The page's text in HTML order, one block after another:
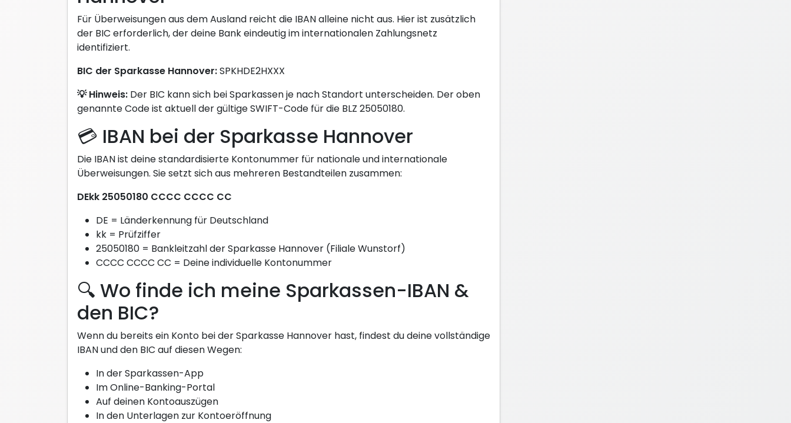
Für Überweisungen aus dem Ausland reicht die IBAN alleine nicht aus. Hier ist zusätzlich
der BIC erforderlich, der deine Bank eindeutig im internationalen Zahlungsnetz
identifiziert.
BIC der Sparkasse Hannover:SPKHDE2HXXX
💡 Hinweis: Der BIC kann sich bei Sparkassen je nach Standort unterscheiden. Der oben
genannte Code ist aktuell der gültige SWIFT-Code für die BLZ 25050180.
💳 IBAN bei der Sparkasse Hannover
Die IBAN ist deine standardisierte Kontonummer für nationale und internationale
Überweisungen. Sie setzt sich aus mehreren Bestandteilen zusammen:
DEkk 25050180 CCCC CCCC CC
DE = Länderkennung für Deutschland
kk = Prüfziffer
25050180 = Bankleitzahl der Sparkasse Hannover (Filiale Wunstorf)
CCCC CCCC CC = Deine individuelle Kontonummer
🔍 Wo finde ich meine Sparkassen-IBAN &
den BIC?
Wenn du bereits ein Konto bei der Sparkasse Hannover hast, findest du deine vollständige
IBAN und den BIC auf diesen Wegen:
In der Sparkassen-App
Im Online-Banking-Portal
Auf deinen Kontoauszügen
In den Unterlagen zur Kontoeröffnung